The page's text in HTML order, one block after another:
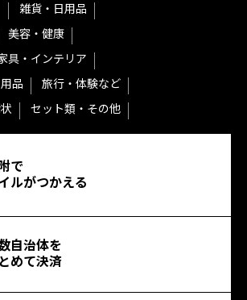
雑貨・日用品
美容・健康
具・インテリア
品
旅行・体験など
セット類・その他
で
ルがつかえる
自治体を
めて決済